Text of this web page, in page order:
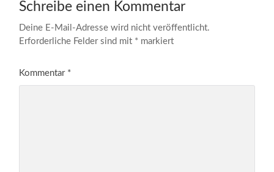
Schreibe einen Kommentar
Deine E-Mail-Adresse wird nicht veröffentlicht.
Erforderliche Felder sind mit * markiert
Kommentar *